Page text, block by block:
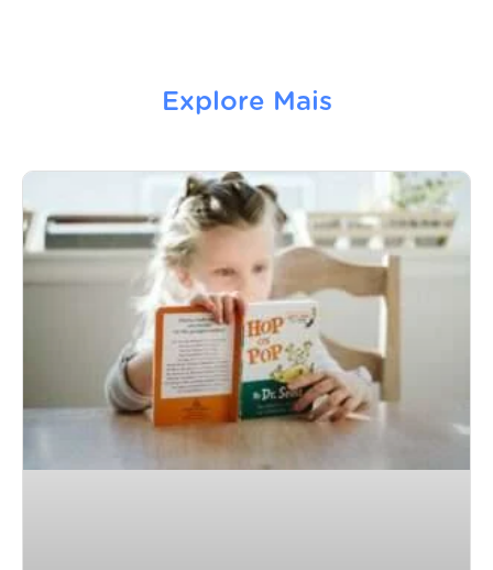
Explore Mais